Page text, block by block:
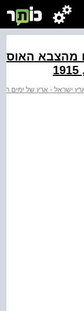
מהצבא
ישראל - ארץ של ימים